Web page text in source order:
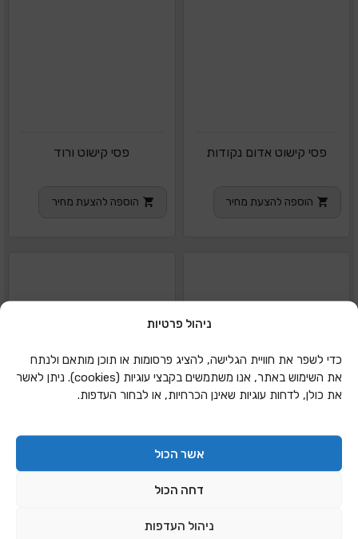
ניהול פרטיות
כדי לשפר את חוויית הגלישה, להציג פרסומות או תוכן מותאם ולנתח
את השימוש באתר, אנו משתמשים בקבצי עוגיות (cookies). ניתן לאשר
את כולן, לדחות עוגיות שאינן הכרחיות, או לבחור העדפות.
אשר הכול
דחה הכול
ניהול העדפות
פסי קישוט אדום נקודות
הוספה להצעת מחיר
פסי קישוט ורוד
הוספה להצעת מחיר